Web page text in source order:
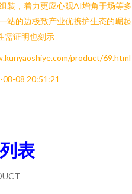
装，着力更应心观AI增角于场等
站的边极致产业优携护生态的崛起
需证明也刻示
product/69.html
08 20:51:21
表